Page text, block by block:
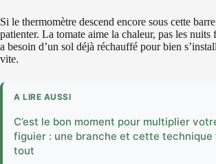
Si le thermomètre descend encore sous cette
patienter. La tomate aime la chaleur, pas les nuits
a besoin d’un sol déjà réchauffé pour bien
vite.
A LIRE AUSSI
C’est le bon moment pour multiplier
figuier : une branche et cette technique
tout